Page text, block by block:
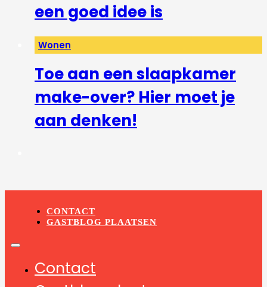
een goed idee is
Wonen
Toe aan een slaapkamer
make-over? Hier moet je
aan denken!
CONTACT
GASTBLOG PLAATSEN
Contact